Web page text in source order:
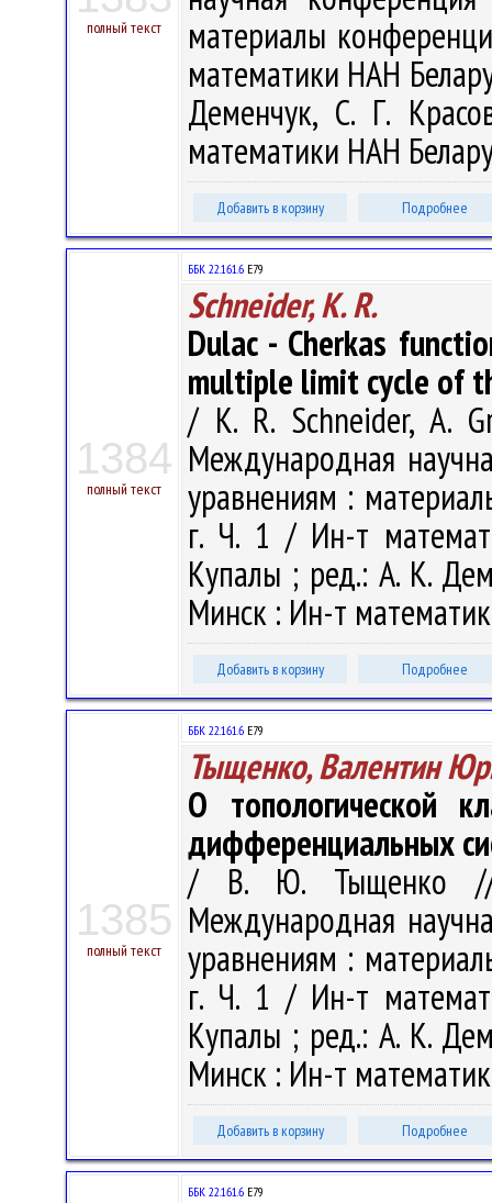
полный текст
материалы
математики НАН
Деменчук, С. Г.
математики НАН
Добавить в корзину Подробнее
1384
полный текст
ББК 22.161.6 Е79
Schneider, K. R.
Dulac - Cherkas
multiple limit cycle of
/ K. R. Schneider, A.
Международная
уравнениям :
г. Ч. 1 / Ин-т
Купалы ; ред.: А. К.
Минск : Ин-т
Добавить в корзину Подробнее
1385
полный текст
ББК 22.161.6 Е79
Тыщенко, Валентин
О топологической
дифференциальных
/ В. Ю. Тыщенко //
Международная
уравнениям :
г. Ч. 1 / Ин-т
Купалы ; ред.: А. К.
Минск : Ин-т
Добавить в корзину Подробнее
ББК 22.161.6 Е79